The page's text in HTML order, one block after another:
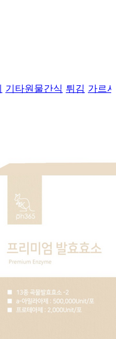
기타원물간식 튀김 가르